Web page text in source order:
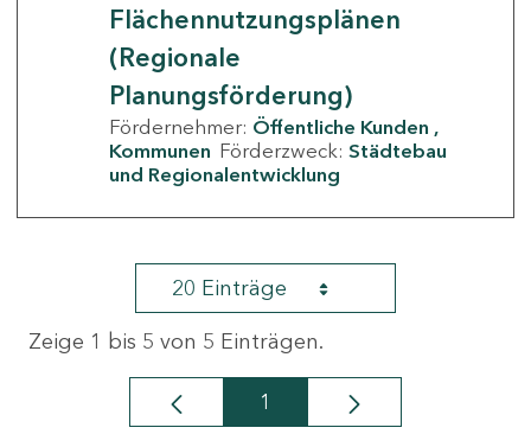
Flächennutzungsplänen
(Regionale
Planungsförderung)
Fördernehmer: Öffentliche Kunden
Kommunen Förderzweck: Städtebau
und Regionalentwicklung
20 Einträge
Zeige 1 bis 5 von 5 Einträgen.
Seite
1